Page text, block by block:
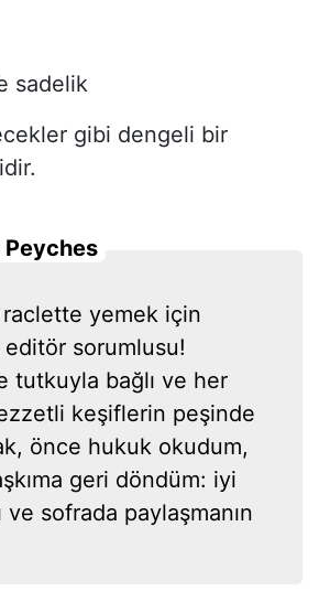
sadelik
gibi dengeli bir
Peyches
raclette yemek için
editör sorumlusu!
tutkuyla bağlı ve her
keşiflerin peşinde
önce hukuk okudum,
geri döndüm: iyi
ve sofrada paylaşmanın